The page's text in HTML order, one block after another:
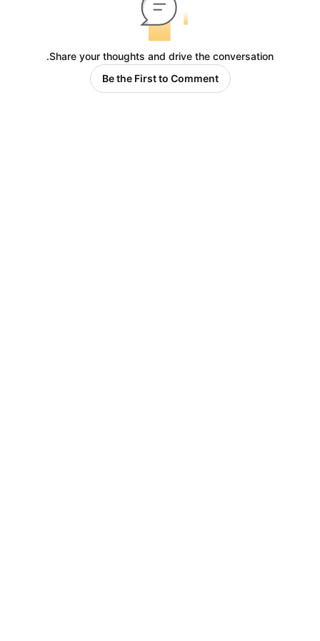
Share your thoughts and drive the conversation.
Be the First to Comment